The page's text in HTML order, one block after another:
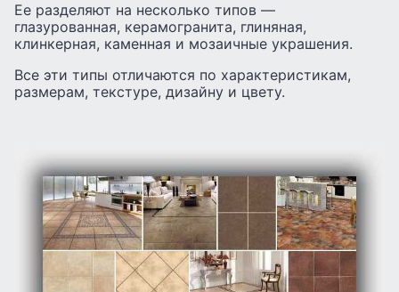
Ее разделяют на несколько типов —
глазурованная, керамогранита, глиняная,
клинкерная, каменная и мозаичные украшения.
Все эти типы отличаются по характеристикам,
размерам, текстуре, дизайну и цвету.